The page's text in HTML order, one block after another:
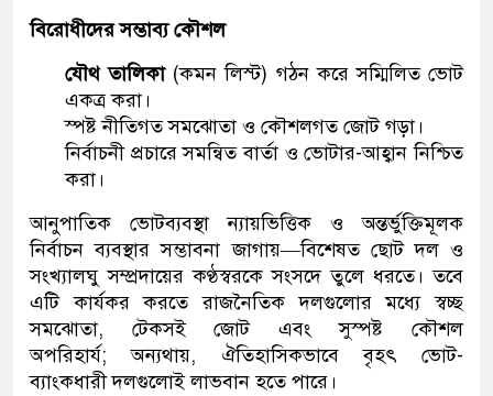
বিরোধীদের সম্ভাব্য কৌশল
যৌথ তালিকা(কমন লিস্ট) গঠন করে সম্মিলিত ভোট
একত্র করা।
স্পষ্ট নীতিগত সমঝোতা ও কৌশলগত জোট গড়া।
নির্বাচনী প্রচারে সমন্বিত বার্তা ও ভোটার-আহ্বান নিশ্চিত
করা।
আনুপাতিক ভোটব্যবস্থা ন্যায়ভিত্তিক ও অন্তর্ভুক্তিমূলক
নির্বাচন ব্যবস্থার সম্ভাবনা জাগায়—বিশেষত ছোট দল ও
সংখ্যালঘু সম্প্রদায়ের কণ্ঠস্বরকে সংসদে তুলে ধরতে। তবে
এটি কার্যকর করতে রাজনৈতিক দলগুলোর মধ্যে স্বচ্ছ
সমঝোতা, টেকসই জোট এবং সুস্পষ্ট কৌশল
অপরিহার্য; অন্যথায়, ঐতিহাসিকভাবে বৃহৎ ভোট-
ব্যাংকধারী দলগুলোই লাভবান হতে পারে।